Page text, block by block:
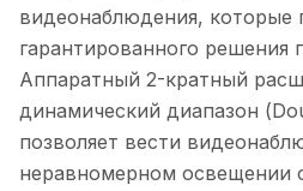
видеонаблюдения, которые
гарантированного решения
Аппаратный 2-кратный
динамический диапазон
позволяет вести
неравномерном освещении